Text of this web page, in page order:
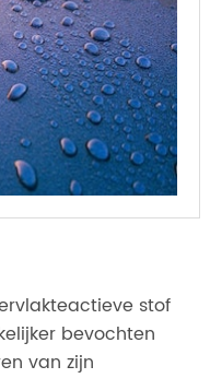
stof
bevochten
van zijn